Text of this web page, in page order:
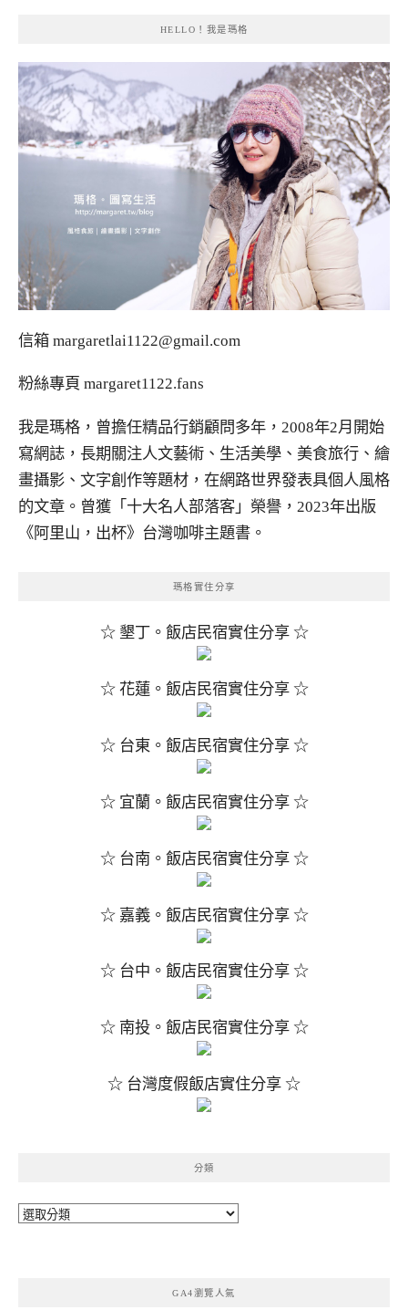
HELLO！我是瑪格
信箱 margaretlai1122@gmail.com
粉絲專頁 margaret1122.fans
我是瑪格，曾擔任精品行銷顧問多年，2008年2月開始
寫網誌，長期關注人文藝術、生活美學、美食旅行、繪
畫攝影、文字創作等題材，在網路世界發表具個人風格
的文章。曾獲「十大名人部落客」榮譽，2023年出版
《阿里山，出杯》台灣咖啡主題書。
瑪格實住分享
☆ 墾丁。飯店民宿實住分享 ☆
☆ 花蓮。飯店民宿實住分享 ☆
☆ 台東。飯店民宿實住分享 ☆
☆ 宜蘭。飯店民宿實住分享 ☆
☆ 台南。飯店民宿實住分享 ☆
☆ 嘉義。飯店民宿實住分享 ☆
☆ 台中。飯店民宿實住分享 ☆
☆ 南投。飯店民宿實住分享 ☆
☆ 台灣度假飯店實住分享 ☆
分類
分
GA4瀏覽人氣